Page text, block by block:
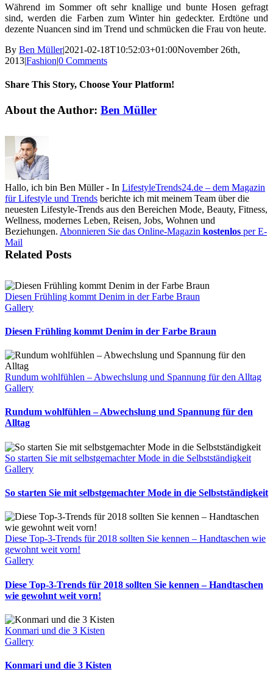
Während im Sommer oft sehr knallige und bunte Hosen gefragt
sind, werden die Farben zum Winter hin gedeckter. Erdtöne und
dezente Nuancen sind im Trend und schmücken die Frau von heute.
By Ben Müller|2021-02-18T10:52:03+01:00November 26th,
2013|Fashion|0 Comments
Share This Story, Choose Your Platform!
Facebook
X
Reddit
LinkedIn
Tumblr
Pinterest
Vk
Email
About the Author: Ben Müller
Hallo, ich bin Ben Müller - In LifestyleTrends24.de – dem Magazin
für Lifestyle und Trends berichte ich mit meinem Team über die
neuesten Lifestyle-Trends aus den Bereichen Mode, Beauty, Fitness,
Wellness, modernes Leben, Reisen, Jobs, Wohnen und
Beziehungen. Abonnieren Sie das Online-Magazin kostenlos per E-
Mail
Related Posts
Diesen Frühling kommt Denim in der Farbe Braun
Gallery
Diesen Frühling kommt Denim in der Farbe Braun
Rundum wohlfühlen – Abwechslung und Spannung für den Alltag
Gallery
Rundum wohlfühlen – Abwechslung und Spannung für den
Alltag
So starten Sie mit selbstgemachter Mode in die Selbstständigkeit
Gallery
So starten Sie mit selbstgemachter Mode in die Selbstständigkeit
Diese Top-3-Trends für 2018 sollten Sie kennen – Handtaschen wie
gewohnt weit vorn!
Gallery
Diese Top-3-Trends für 2018 sollten Sie kennen – Handtaschen
wie gewohnt weit vorn!
Konmari und die 3 Kisten
Gallery
Konmari und die 3 Kisten